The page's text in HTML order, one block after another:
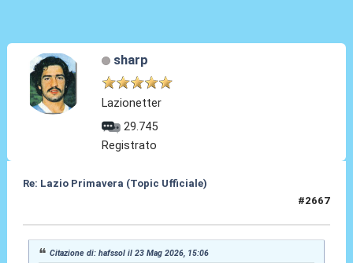
sharp
Lazionetter
29.745
Registrato
Re: Lazio Primavera (Topic Ufficiale)
#2667
Citazione di: hafssol il 23 Mag 2026, 15:06